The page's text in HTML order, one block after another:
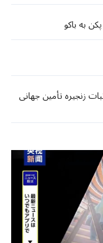
به باکو
زنجیره تأمین جهانی